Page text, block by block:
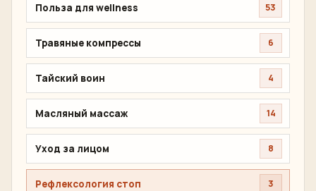
Польза для wellness 53
Травяные компрессы 6
Тайский воин 4
Масляный массаж 14
Уход за лицом 8
Рефлексология стоп 3